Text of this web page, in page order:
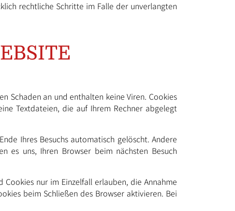
rechtliche Schritte im Falle der unverlangten
Schaden an und enthalten keine Viren. Cookies
Textdateien, die auf Ihrem Rechner abgelegt
Ihres Besuchs automatisch gelöscht. Andere
es uns, Ihren Browser beim nächsten Besuch
nur im Einzelfall erlauben, die Annahme
beim Schließen des Browser aktivieren. Bei